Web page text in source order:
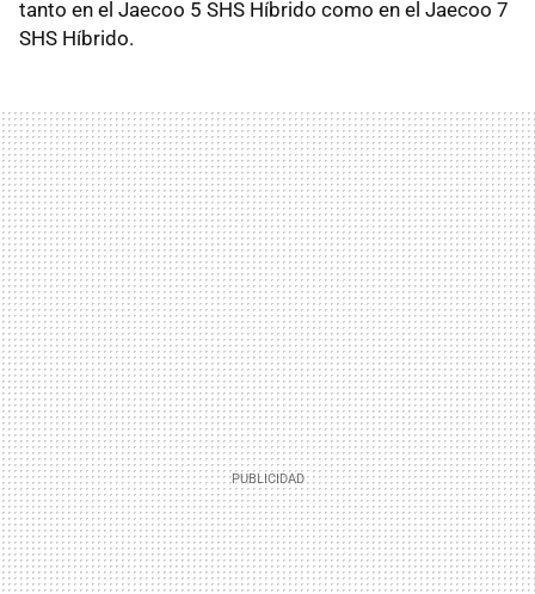
tanto en el Jaecoo 5 SHS Híbrido como en el Jaecoo 7
SHS Híbrido.